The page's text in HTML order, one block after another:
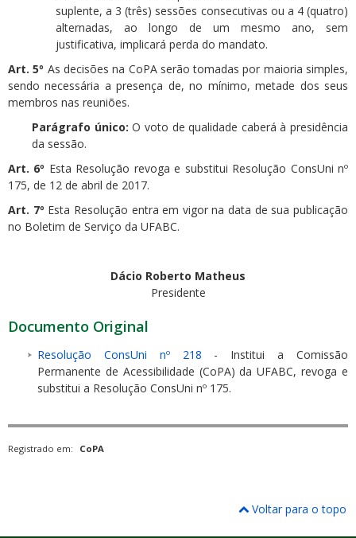
suplente, a 3 (três) sessões consecutivas ou a 4 (quatro)
alternadas, ao longo de um mesmo ano, sem
justificativa, implicará perda do mandato.
Art. 5º As decisões na CoPA serão tomadas por maioria simples,
sendo necessária a presença de, no mínimo, metade dos seus
membros nas reuniões.
Parágrafo único: O voto de qualidade caberá à presidência
da sessão.
Art. 6º Esta Resolução revoga e substitui Resolução ConsUni nº
175, de 12 de abril de 2017.
Art. 7º Esta Resolução entra em vigor na data de sua publicação
no Boletim de Serviço da UFABC.
Dácio Roberto Matheus
Presidente
Documento Original
Resolução ConsUni nº 218 - Institui a Comissão
Permanente de Acessibilidade (CoPA) da UFABC, revoga e
substitui a Resolução ConsUni nº 175.
Registrado em: CoPA
Voltar para o topo